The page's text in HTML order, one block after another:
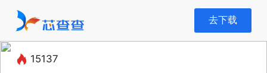
去下载
去下载
15137